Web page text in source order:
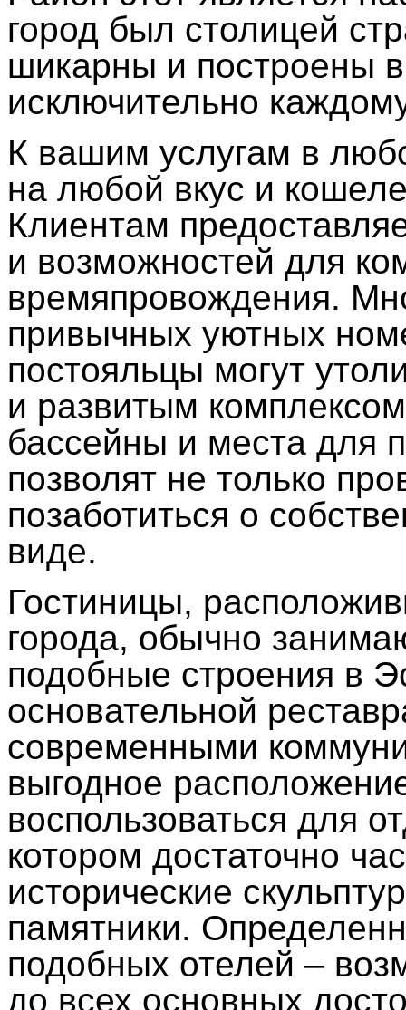
город был столицей
шикарны и построены
исключительно
К вашим услугам в
на любой вкус и
Клиентам
и возможностей для
времяпровождения.
привычных уютных
постояльцы могут
и развитым
бассейны и места для
позволят не только
позаботиться о
виде.
Гостиницы,
города, обычно
подобные строения в
основательной
современными
выгодное
воспользоваться для
котором достаточно
исторические
памятники.
подобных отелей –
до всех основных